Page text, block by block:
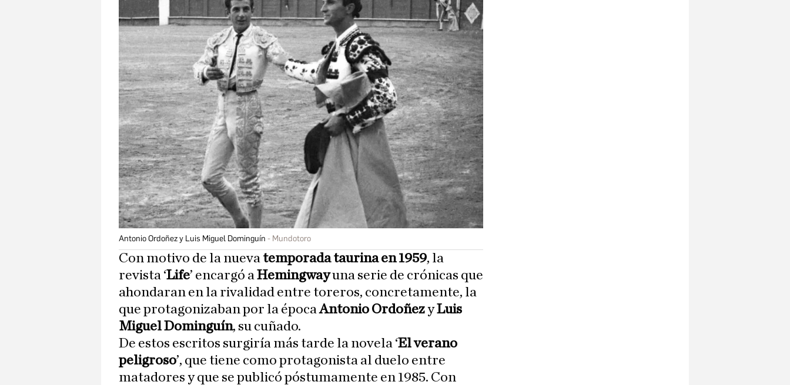
Antonio Ordoñez y Luis Miguel Dominguín Mundotoro
Con motivo de la nueva temporada taurina en 1959, la
revista ‘Life’ encargó aHemingwayuna serie de crónicas que
ahondaran en la rivalidad entre toreros, concretamente, la
que protagonizaban por la épocaAntonio OrdoñezyLuis
Miguel Dominguín, su cuñado.
De estos escritos surgiría más tarde la novela ‘El verano
peligroso’, que tiene como protagonista al duelo entre
matadores y que se publicó póstumamente en 1985. Con